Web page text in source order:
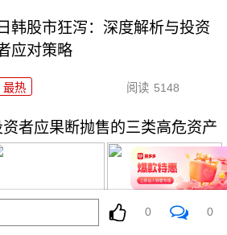
日韩股市狂泻：深度解析与投资
应对策略
最热 阅读 5148
者应果断抛售的三类高危资产
0 0